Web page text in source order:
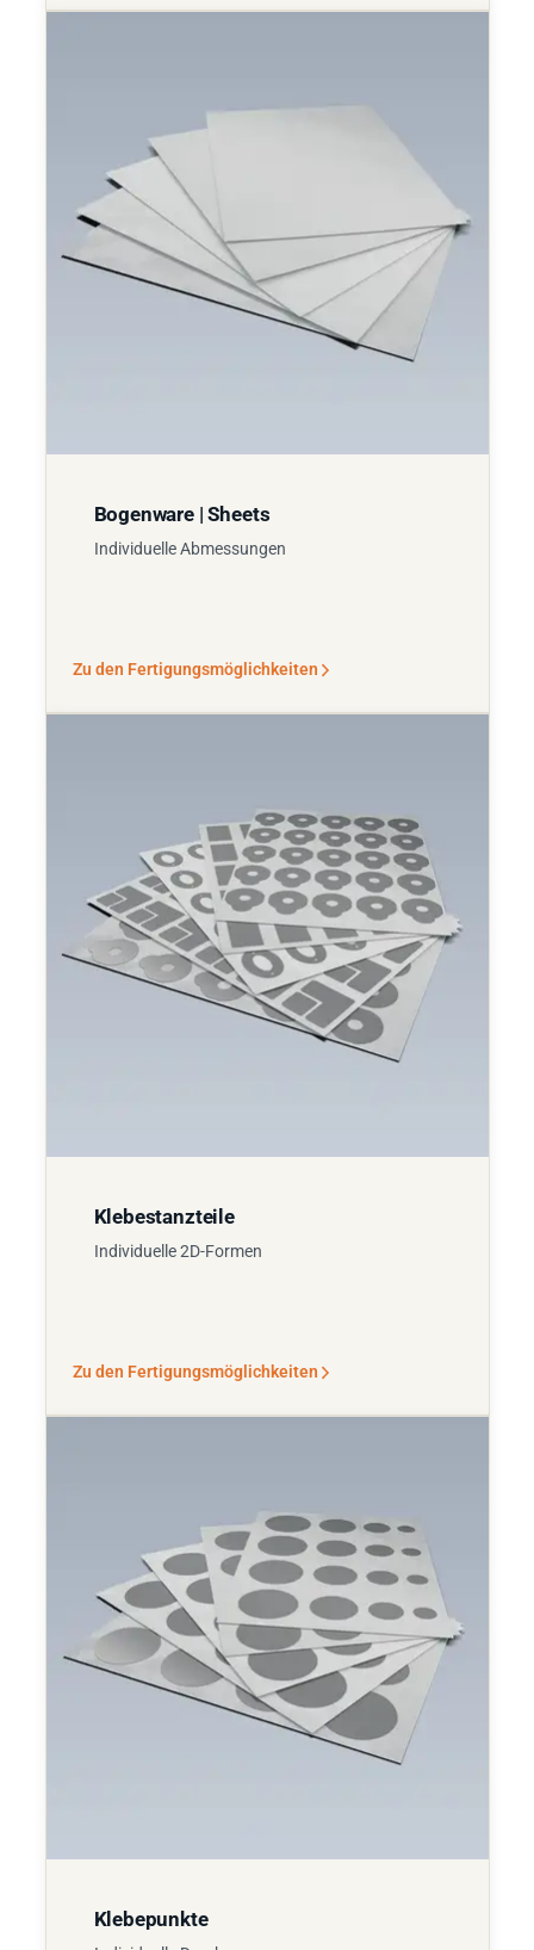
Bogenware | Sheets
Individuelle Abmessungen
Zu den Fertigungsmöglichkeiten
Klebestanzteile
Individuelle 2D-Formen
Zu den Fertigungsmöglichkeiten
Klebepunkte